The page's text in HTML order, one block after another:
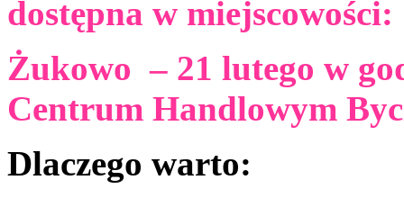
dostępna w miejscowości:
Żukowo – 21 lutego w
Centrum Handlowym
Dlaczego warto: